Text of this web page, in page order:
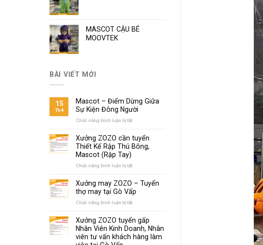
MASCOT CẬU BÉ
MOOVTEK
BÀI VIẾT MỚI
15
Th4
Mascot – Điểm Dừng Giữa
Sự Kiện Đông Người
Chức năng bình luận bị tắt
–
Điểm
Dừng
Người
Xưởng ZOZO cần tuyển
Thiết Kế Rập Thú Bông,
Mascot (Rập Tay)
Chức năng bình luận bị tắt
ZOZO
cần
tuyển
Thú
Bông,
Mascot
Xưởng may ZOZO – Tuyển
thợ may tại Gò Vấp
Chức năng bình luận bị tắt
ZOZO
–
Tuyển
Xưởng ZOZO tuyển gấp
Nhân Viên Kinh Doanh, Nhân
viên tư vấn khách hàng làm